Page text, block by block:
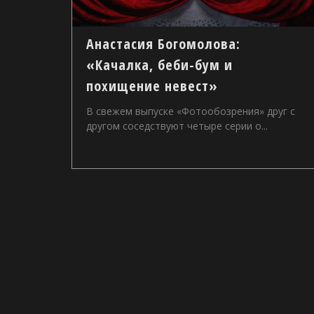
Анастасия Богомолова:
«Качалка, беби-бум и
похищение невест»
В свежем выпуске «Фотообозрения» друг с
другом соседствуют четыре серии о...